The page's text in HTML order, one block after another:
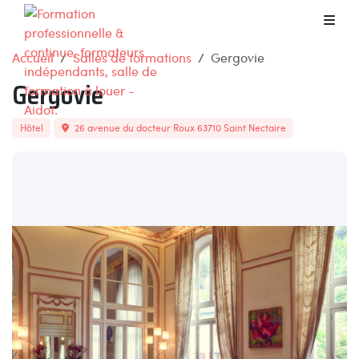
Accueil Salles de formations Gergovie
Gergovie
Hôtel 26 avenue du docteur Roux 63710 Saint Nectaire